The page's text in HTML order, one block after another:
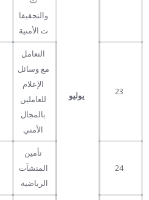
يوليو
والتحقيقا
ت الأمنية
23
التعامل
مع وسائل
الإعلام
للعاملين
بالمجال
الأمني
24
تأمين
المنشآت
الرياضية